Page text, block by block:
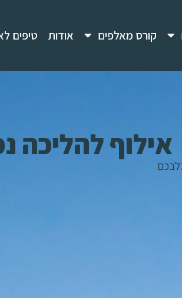
קורס מאלפים אודות טיפים
אילוף להליכה